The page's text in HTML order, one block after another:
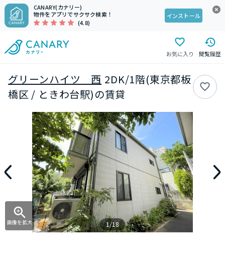
CANARY(カナリー)
物件をアプリでサクサク検索！
(4.8)
インストール
お気に入り 閲覧履歴
グリーンハイツ 西 2DK/1階(東京都板
橋区 / ときわ台駅)の賃貸
画像を拡大 1/18